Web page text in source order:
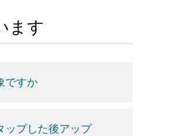
ます
ですか
ップした後アップ